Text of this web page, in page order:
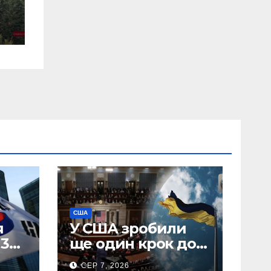
США
У США зробили
ще один крок до
введення
СЕР 7, 2026